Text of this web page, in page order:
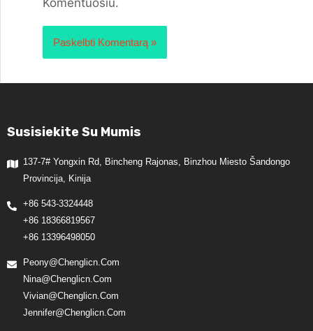
Susisiekite Su Mumis
137-7# Yongxin Rd, Bincheng Rajonas, Binzhou Miesto Šandongo
Provincija, Kinija
+86 543-3324448
+86 18366819567
+86 13396498050
Peony@chenglicn.com
Nina@chenglicn.com
Vivian@chenglicn.com
Jennifer@chenglicn.com